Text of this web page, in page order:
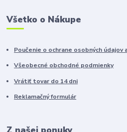
Všetko o Nákupe
Poučenie o ochrane osobných údajov
Všeobecné obchodné podmienky
Vrátiť tovar do 14 dni
Reklamačný formulár